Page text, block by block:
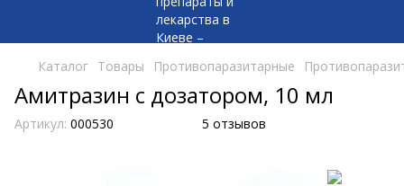
Каталог Товары Противопаразитарные
Амитразин с дозатором, 10 мл
Артикул: 000530 5 отзывов